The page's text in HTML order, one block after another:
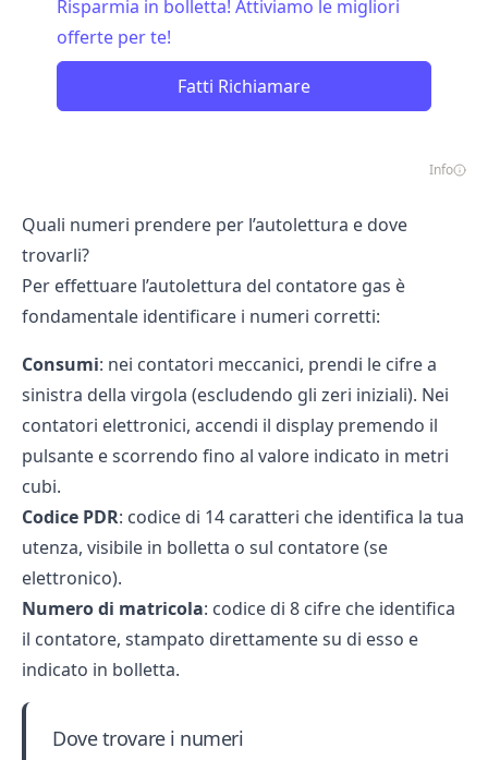
Risparmia in bolletta! Attiviamo le migliori
offerte per te!
Fatti Richiamare
Info
Quali numeri prendere per l’autolettura e dove
trovarli?
Per effettuare l’autolettura del contatore gas è
fondamentale identificare i numeri corretti:
Consumi: nei contatori meccanici, prendi le cifre a
sinistra della virgola (escludendo gli zeri iniziali). Nei
contatori elettronici, accendi il display premendo il
pulsante e scorrendo fino al valore indicato in metri
cubi.
Codice PDR: codice di 14 caratteri che identifica la tua
utenza, visibile in bolletta o sul contatore (se
elettronico).
Numero di matricola: codice di 8 cifre che identifica
il contatore, stampato direttamente su di esso e
indicato in bolletta.
Dove trovare i numeri